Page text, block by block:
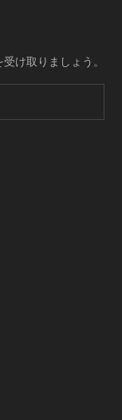
け取りましょう。